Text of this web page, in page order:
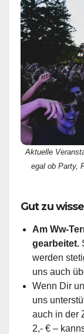
Aktuelle
egal ob Party,
Gut zu
Am Ww-
gearbeitet.
werden
uns auch
Wenn Dir
uns
auch in der
2,- € –